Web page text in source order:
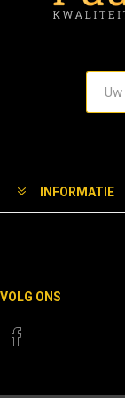
INFORMATIE
VOLG ONS